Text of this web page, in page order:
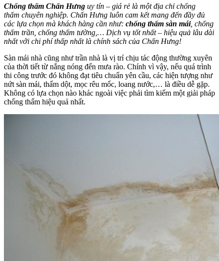
Chống thấm Chấn Hưng uy tín – giá rẻ là một địa chỉ chống
thấm chuyên nghiệp. Chấn Hưng luôn cam kết mang đến đầy đủ
các lựa chọn mà khách hàng cần như: chống thấm sàn mái, chống
thấm trần, chống thấm tường,… Dịch vụ tốt nhất – hiệu quả lâu dài
nhất với chi phí thấp nhất là chính sách của Chấn Hưng!
Sàn mái nhà cũng như trần nhà là vị trí chịu tác động thường xuyên
của thời tiết từ nắng nóng đến mưa rào. Chính vì vậy, nếu quá trình
thi công trước đó không đạt tiêu chuẩn yên cầu, các hiện tượng như
nứt sàn mái, thấm dột, mọc rêu mốc, loang nước,… là điều dễ gặp.
Không có lựa chọn nào khác ngoài việc phải tìm kiếm một giải pháp
chống thấm hiệu quả nhất.